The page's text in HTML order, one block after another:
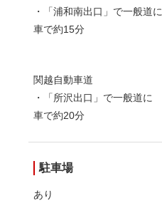
・「浦和南出口」で一般道に
車で約15分
関越自動車道
・「所沢出口」で一般道に
車で約20分
駐車場
あり